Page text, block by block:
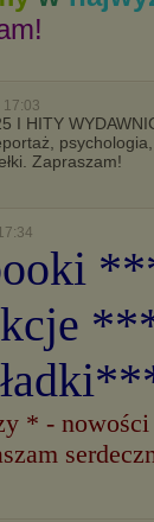
I HITY
Zapraszam!
* -